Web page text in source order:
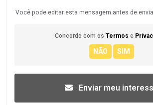
Você pode editar esta mensagem antes de
Concordo com os Termos e
Enviar meu